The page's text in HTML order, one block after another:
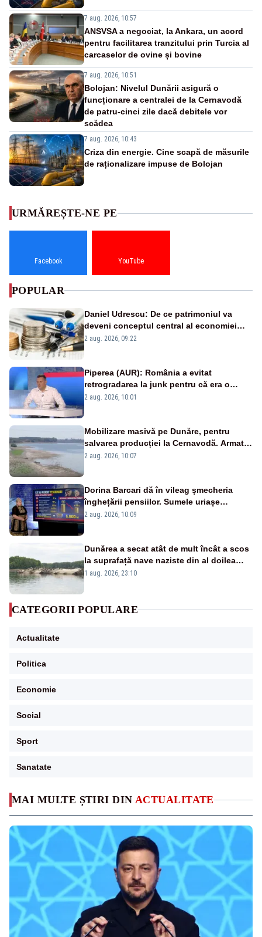
7 aug. 2026, 10:57
ANSVSA a negociat, la Ankara, un acord
pentru facilitarea tranzitului prin Turcia al
carcaselor de ovine și bovine
7 aug. 2026, 10:51
Bolojan: Nivelul Dunării asigură o
funcționare a centralei de la Cernavodă
de patru-cinci zile dacă debitele vor
scădea
7 aug. 2026, 10:43
Criza din energie. Cine scapă de măsurile
de raționalizare impuse de Bolojan
MAI MULTE ȘTIRI DIN ACTUALITATE
URMĂREȘTE-NE PE
Facebook YouTube
POPULAR
Daniel Udrescu: De ce patrimoniul va
deveni conceptul central al economiei
viitoare?
2 aug. 2026, 09:22
Piperea (AUR): România a evitat
retrogradarea la junk pentru că era o
catastrofă pentru bănci și fondurile de
2 aug. 2026, 10:01
Mobilizare masivă pe Dunăre, pentru
salvarea producției la Cernavodă. Armata
va detona o stâncă și va devia apa
2 aug. 2026, 10:07
Dorina Barcari dă în vileag șmecheria
înghețării pensiilor. Sumele uriașe
pierdute de fiecare român
2 aug. 2026, 10:09
Dunărea a secat atât de mult încât a scos
la suprafață nave naziste din al doilea
război mondial
1 aug. 2026, 23:10
CATEGORII POPULARE
Actualitate
Politica
Economie
Social
Sport
Sanatate